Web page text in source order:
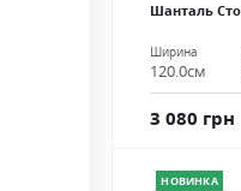
Шанталь
Ширина
120.0см
3 080 грн
НОВИНКА